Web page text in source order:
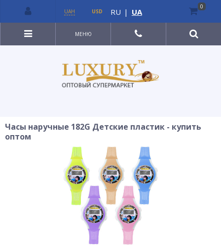
МЕНЮ
Часы наручные 182G Детские пластик - купить
оптом
UAH USD RU | UA
0